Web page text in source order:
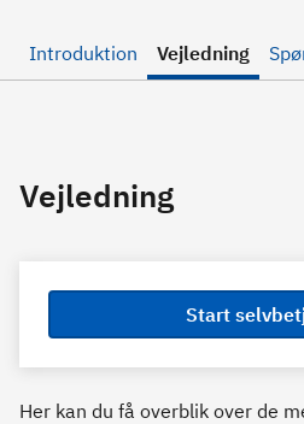
Introduktion Vejledning
Vejledning
Start
Her kan du få overblik over de